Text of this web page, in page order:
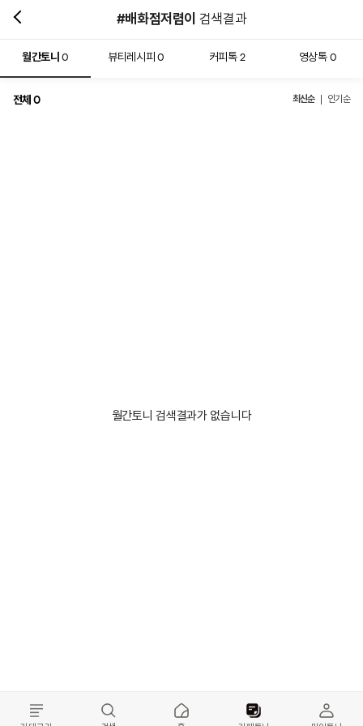
#배화점저렴이 검색결과
월간토니0 뷰티레시피0 커피톡 2 영상톡 0
전체 0 최신순 인기순
월간토니 검색결과가 없습니다